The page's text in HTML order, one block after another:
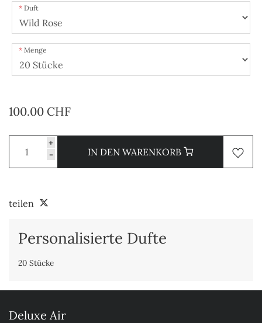
Duft
Menge
100.00 CHF
+
-
IN DEN WARENKORB
teilen
Personalisierte Dufte
20 Stücke
Deluxe Air